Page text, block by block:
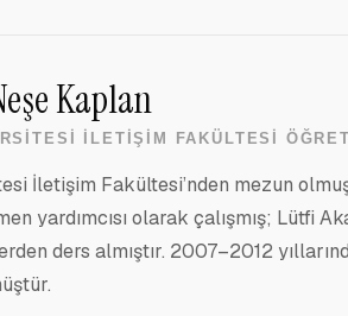
Kaplan
İLETIŞIM FAKÜLTESI
İletişim Fakültesi’nden mezun
yardımcısı olarak çalışmış; Lütfi
ders almıştır. 2007–2012